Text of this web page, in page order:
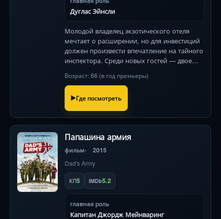
Дуглас Эйнсли
Молодой владелец экзотического отеля
мечтает о расширении, но для инвестиций
должен произвести впечатление на тайного
инспектора. Среди новых гостей — двое
них держит судьбу бизнеса в руках.
Роскошные краски Индии и з
Возраст: 66 (в год премьеры)
Где посмотреть
Папашина армия
фильм 2015
Dad's Army
КП5 IMDb5.2
главная роль
Капитан Джордж Мейнваринг